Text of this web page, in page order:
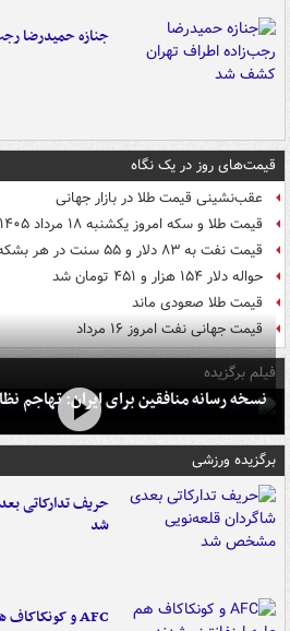
جنازه حمیدرضا
قیمت‌های روز در یک نگاه
عقب‌نشینی قیمت طلا در بازار جهانی
قیمت طلا و سکه امروز یکشنبه ۱۸ مرداد ۱۴۰۵
قیمت نفت به ۸۳ دلار و ۵۵ سنت در هر بشکه رسید
حواله دلار ۱۵۴ هزار و ۴۵۱ تومان شد
قیمت طلا صعودی ماند
قیمت جهانی نفت امروز ۱۶ مرداد
فیلم برگزیده
نسخه رسانه منافقین برای ایران: تهاجم
برگزیده ورزشی
حریف تدارکاتی
شد
AFC و کونکاکاف هم علیه اینفانتینو شدند